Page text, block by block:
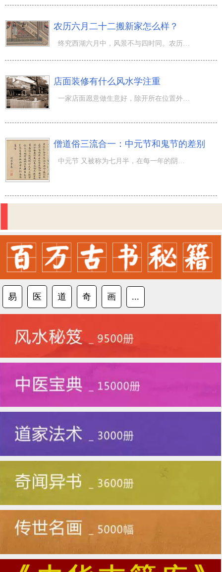
农历六月二十二搬新家怎么样？
终究西湖六月中，风景不与四时同。农历六月，时节刻画出的一副含蓄壮丽的画轴，一年中数你颜色最五彩缤纷。
店面装修有什么风水学注重
一家店面愿意做生意好，除开所在位置外，装修是挺大的1个要素。假如能令人一进去总有这种发自肺腑的喜爱这
僧道俗三流合一：中元节和鬼节的差别
易 医 道 奇 画 ...